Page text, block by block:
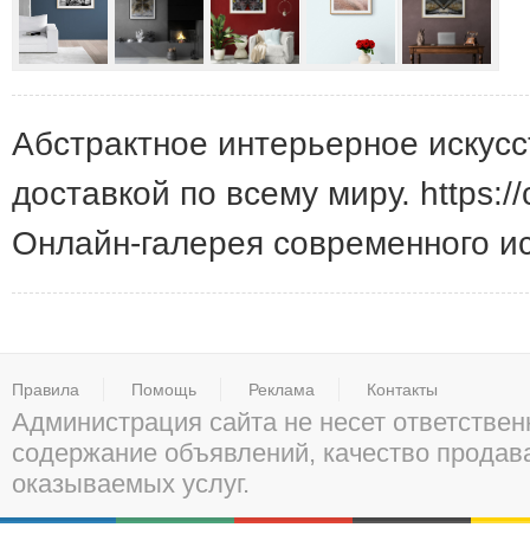
Абстрактное интерьерное
доставкой по всему миру.
Онлайн-галерея современного
Правила Помощь Реклама Контакты
Администрация сайта не несет
содержание объявлений, качество
оказываемых услуг.